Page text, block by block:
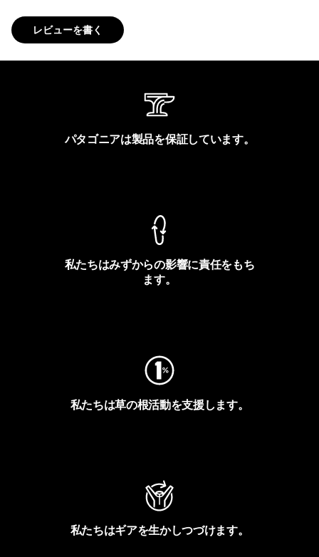
レビューを書く
パタゴニアは製品を保証しています。
私たちはみずからの影響に責任をもち
ます。
私たちは草の根活動を支援します。
私たちはギアを生かしつづけます。